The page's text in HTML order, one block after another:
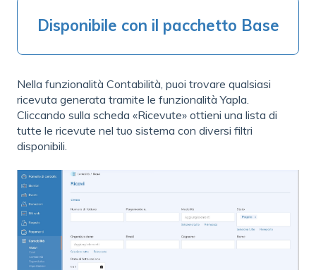
Disponibile con il pacchetto Base
Nella funzionalità Contabilità, puoi trovare qualsiasi
ricevuta generata tramite le funzionalità Yapla.
Cliccando sulla scheda «Ricevute» ottieni una lista di
tutte le ricevute nel tuo sistema con diversi filtri
disponibili.